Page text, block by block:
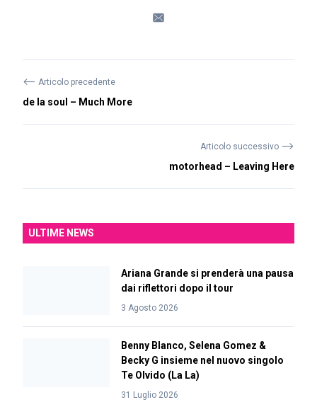
⟵ Articolo precedente
de la soul – Much More
Articolo successivo ⟶
motorhead – Leaving Here
ULTIME NEWS
Ariana Grande si prenderà una pausa
dai riflettori dopo il tour
3 Agosto 2026
Benny Blanco, Selena Gomez &
Becky G insieme nel nuovo singolo
Te Olvido (La La)
31 Luglio 2026